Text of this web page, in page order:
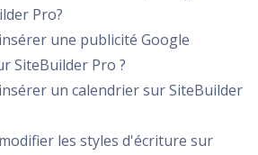
Pro?
une publicité Google
SiteBuilder Pro ?
un calendrier sur SiteBuilder
les styles d'écriture sur